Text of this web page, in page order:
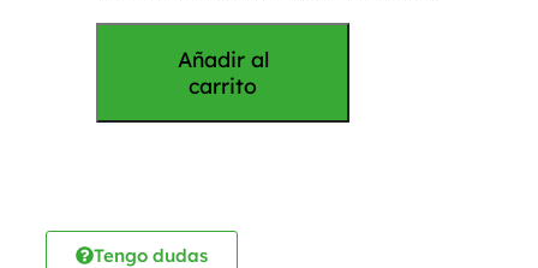
Añadir al
carrito
Tengo dudas